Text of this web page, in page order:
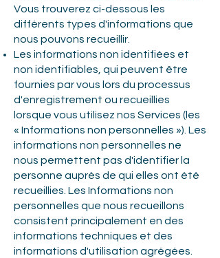
Vous trouverez ci-dessous les
différents types d'informations que
nous pouvons recueillir.
Les informations non identifiées et
non identifiables, qui peuvent être
fournies par vous lors du processus
d'enregistrement ou recueillies
lorsque vous utilisez nos Services (les
« Informations non personnelles »). Les
informations non personnelles ne
nous permettent pas d'identifier la
personne auprès de qui elles ont été
recueillies. Les Informations non
personnelles que nous recueillons
consistent principalement en des
informations techniques et des
informations d'utilisation agrégées.